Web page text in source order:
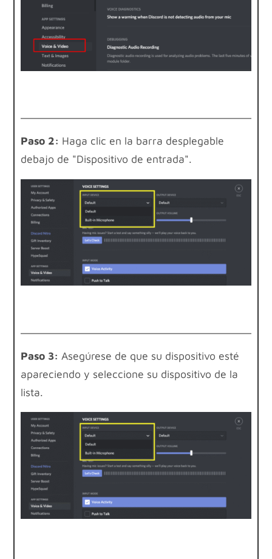
Paso 2: Haga clic en la barra desplegable
debajo de "Dispositivo de entrada".
Paso 3: Asegúrese de que su dispositivo esté
apareciendo y seleccione su dispositivo de la
lista.